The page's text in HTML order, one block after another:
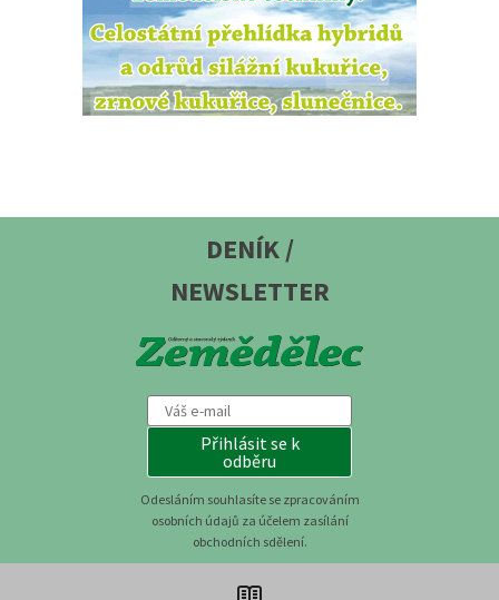
DENÍK /
NEWSLETTER
Přihlásit se k
odběru
Odesláním souhlasíte se zpracováním
osobních údajů za účelem zasílání
obchodních sdělení.